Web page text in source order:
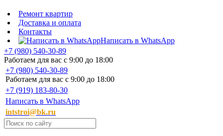
Ремонт квартир
Доставка и оплата
Контакты
Написать в WhatsApp
+7 (980) 540-30-89
Работаем для вас с 9:00 до 18:00
+7 (980) 540-30-89
Работаем для вас с 9:00 до 18:00
+7 (919) 183-80-30
Написать в WhatsApp
intstroi@bk.ru